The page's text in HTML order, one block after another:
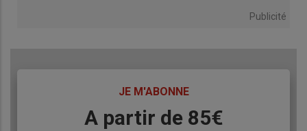
Publicité
JE M'ABONNE
A partir de 85€